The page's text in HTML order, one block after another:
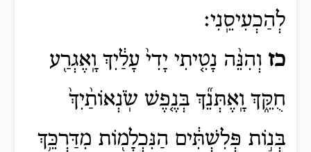
לְהַכְעִיסֵֽנִי׃
כז וְהִנֵּ֨ה נָטִ֤יתִי יָדִי֙ עָלַ֔יִךְ וָֽאֶגְרַ֖ע
חֻקֵּ֑ךְ וָֽאֶתְּנֵ֞ךְ בְּנֶ֤פֶשׁ שֹֽׂנְאוֹתַ֨יִךְ֙
בְּנ֣וֹת פְּלִשְׁתִּ֔ים הַנִּכְלָמ֖וֹת מִדַּרְכֵּ֥ךְ